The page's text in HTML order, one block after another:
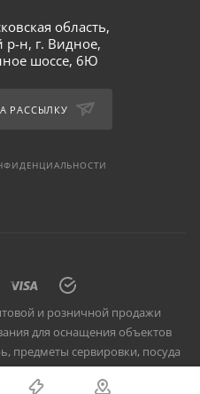
область,
н, г. Видное,
шоссе, 6Ю
РАССЫЛКУ
и розничной продажи
для оснащения объектов
предметы сервировки, посуда
и ресторанов.